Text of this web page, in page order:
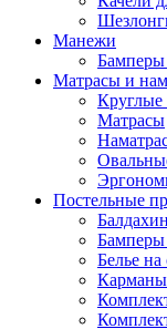
Манежи
Бамперы
Матрасы и
Круглые
Матрасы
Постельные
Бамперы
Белье на
Карманы